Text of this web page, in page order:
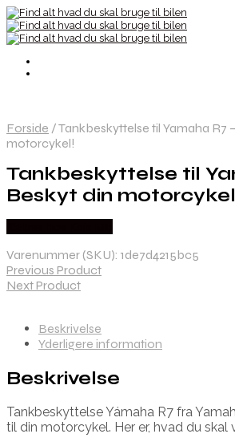
Forside /Tankbeskyttelse til Yamaha R7
motorcykel!
Tankbeskyttelse til
Beskyt din
Varenummer (SKU): 1de7d4215bc5
Previous Product
Next Product
Beskrivelse
Yderligere information
Beskrivelse
Tankbeskyttelse Yámaha R7 fra
til din motorcykel. Her er, hvad du skal